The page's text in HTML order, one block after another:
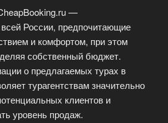
—
России, предпочитающие
и комфортом, при этом
собственный бюджет.
о предлагаемых турах в
турагентствам значительно
клиентов и
уровень продаж.